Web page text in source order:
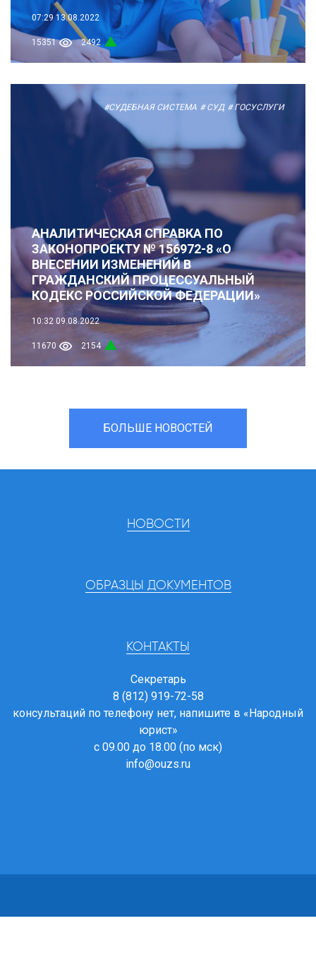
07:29 13.08.2022
15351 2492
#СУДЕБНАЯ СИСТЕМА # СУД # ГОСУСЛУГИ
АНАЛИТИЧЕСКАЯ СПРАВКА ПО
ЗАКОНОПРОЕКТУ № 156972-8 «О
ВНЕСЕНИИ ИЗМЕНЕНИЙ В
ГРАЖДАНСКИЙ ПРОЦЕССУАЛЬНЫЙ
КОДЕКС РОССИЙСКОЙ ФЕДЕРАЦИИ»
10:32 09.08.2022
11670 2154
БОЛЬШЕ НОВОСТЕЙ
НОВОСТИ
ОБРАЗЦЫ ДОКУМЕНТОВ
КОНТАКТЫ
Секретарь
8 (812) 919-72-58
консультаций по телефону нет, напишите в «Народный
юрист»
с 09.00 до 18.00 (по мск)
info@ouzs.ru